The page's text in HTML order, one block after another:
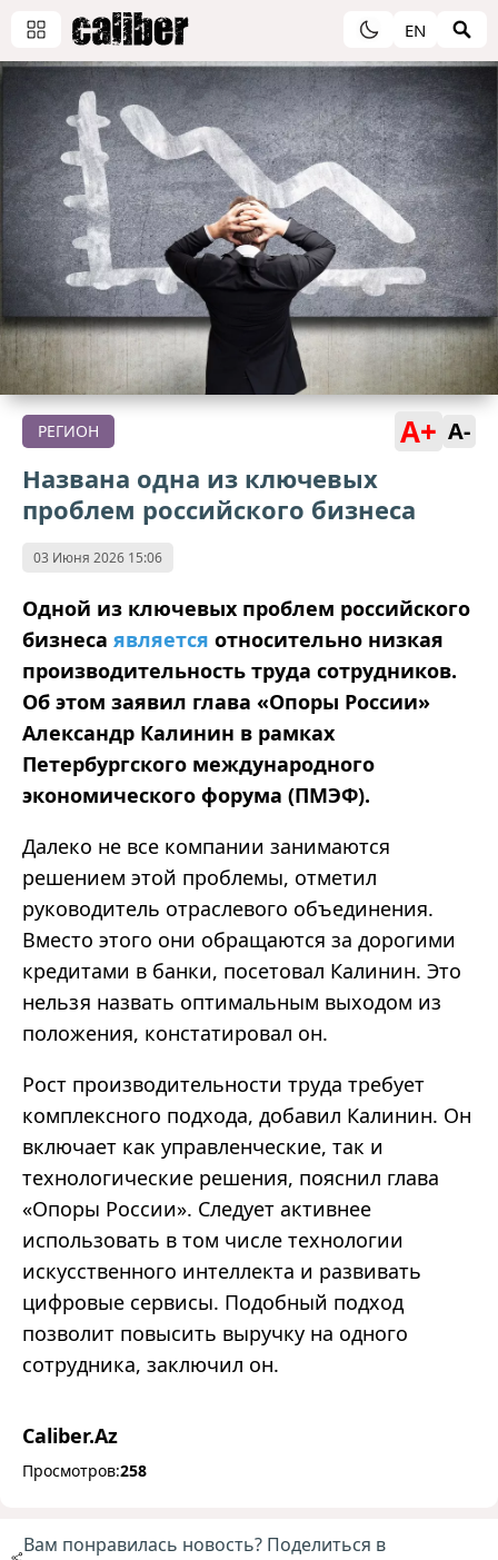
EN
РЕГИОН A+ A-
Названа одна из ключевых
проблем российского бизнеса
03 Июня 2026 15:06
Одной из ключевых проблем российского
бизнеса является относительно низкая
производительность труда сотрудников.
Об этом заявил глава «Опоры России»
Александр Калинин в рамках
Петербургского международного
экономического форума (ПМЭФ).
Далеко не все компании занимаются
решением этой проблемы, отметил
руководитель отраслевого объединения.
Вместо этого они обращаются за дорогими
кредитами в банки, посетовал Калинин. Это
нельзя назвать оптимальным выходом из
положения, констатировал он.
Рост производительности труда требует
комплексного подхода, добавил Калинин. Он
включает как управленческие, так и
технологические решения, пояснил глава
«Опоры России». Следует активнее
использовать в том числе технологии
искусственного интеллекта и развивать
цифровые сервисы. Подобный подход
позволит повысить выручку на одного
сотрудника, заключил он.
Caliber.Az
Просмотров:258
Вам понравилась новость? Поделиться в